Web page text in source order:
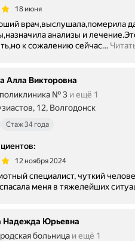
18 июня
врач,выслушала,померила
анализы и
к сожалению сейчас…
Алла Викторовна
№ 3 и ещё 1
12, Волгодонск
Стаж 34 года
:
12 ноября 2024
обращаюсь к ней с
меня в тяжелейших
Надежда Юрьевна
больница и ещё 1